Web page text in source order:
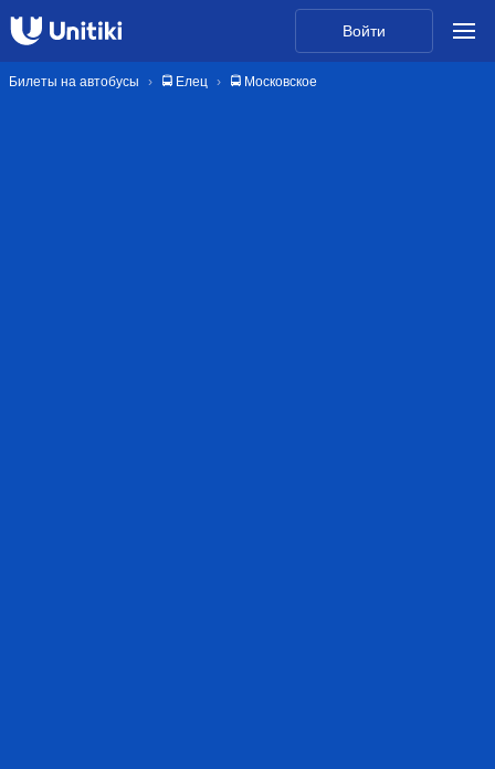
Войти
Билеты на автобусы 🚍 Елец 🚍 Московское